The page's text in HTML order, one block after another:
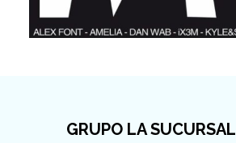
GRUPO LA SUCURSAL